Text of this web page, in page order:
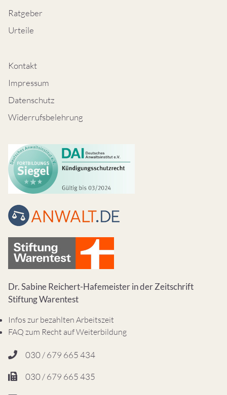
Ratgeber
Urteile
Kontakt
Impressum
Datenschutz
Widerrufsbelehrung
Dr. Sabine Reichert-Hafemeister in der Zeitschrift
Stiftung Warentest
Infos zur bezahlten Arbeitszeit
FAQ zum Recht auf Weiterbildung
030 / 679 665 434
030 / 679 665 435